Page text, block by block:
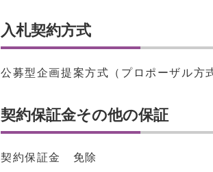
入札契約方式
公募型企画提案方式（プロポーザル方
契約保証金その他の保証
契約保証金 免除